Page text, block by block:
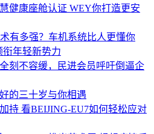
健康座舱认证 WEY你打造更安
有多强？车机系统比人更懂你
衔年轻新势力
刻不容缓，民进会员呼吁倒逼企
的三十岁与你相遇
持 看BEIJING-EU7如何轻松应对